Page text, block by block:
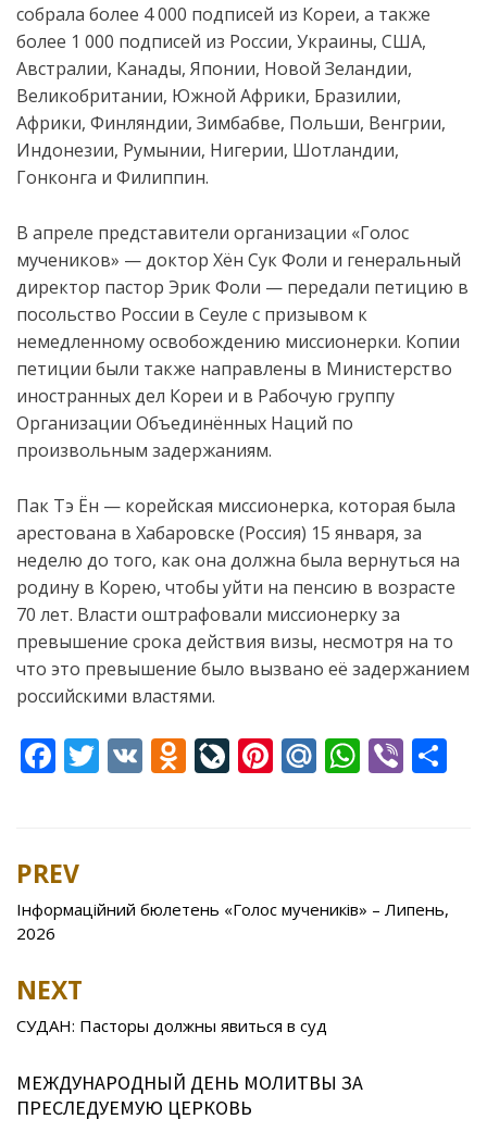
собрала более 4 000 подписей из Кореи, а также
более 1 000 подписей из России, Украины, США,
Австралии, Канады, Японии, Новой Зеландии,
Великобритании, Южной Африки, Бразилии,
Африки, Финляндии, Зимбабве, Польши, Венгрии,
Индонезии, Румынии, Нигерии, Шотландии,
Гонконга и Филиппин.
В апреле представители организации «Голос
мучеников» — доктор Хён Сук Фоли и генеральный
директор пастор Эрик Фоли — передали петицию в
посольство России в Сеуле с призывом к
немедленному освобождению миссионерки. Копии
петиции были также направлены в Министерство
иностранных дел Кореи и в Рабочую группу
Организации Объединённых Наций по
произвольным задержаниям.
Пак Тэ Ён — корейская миссионерка, которая была
арестована в Хабаровске (Россия) 15 января, за
неделю до того, как она должна была вернуться на
родину в Корею, чтобы уйти на пенсию в возрасте
70 лет. Власти оштрафовали миссионерку за
превышение срока действия визы, несмотря на то
что это превышение было вызвано её задержанием
российскими властями.
F
b
o
o
T V O
kl
as
ki
Li
u
r
Pi
st
M
u
W
p
Vi
Post
navigation
PREV
Інформаційний бюлетень «Голос мучеників» – Липень,
2026
NEXT
СУДАН: Пасторы должны явиться в суд
МЕЖДУНАРОДНЫЙ ДЕНЬ МОЛИТВЫ ЗА
ПРЕСЛЕДУЕМУЮ ЦЕРКОВЬ